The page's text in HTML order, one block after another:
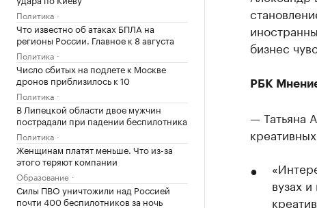
Политика
Что известно об атаках БПЛА на
регионы России. Главное к 8 августа
Политика
Число сбитых на подлете к Москве
дронов приблизилось к 10
Политика
В Липецкой области двое мужчин
пострадали при падении беспилотника
Политика
Женщинам платят меньше. Что из-за
этого теряют компании
Образование
Силы ПВО уничтожили над Россией
почти 400 беспилотников за ночь
бизнес
РБК
— Татьяна
вузах